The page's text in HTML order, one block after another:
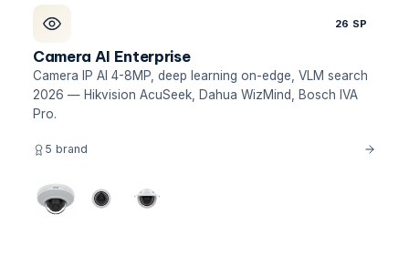
26 SP
Camera AI Enterprise
Camera IP AI 4-8MP, deep learning on-edge, VLM search
2026 — Hikvision AcuSeek, Dahua WizMind, Bosch IVA
Pro.
5 brand